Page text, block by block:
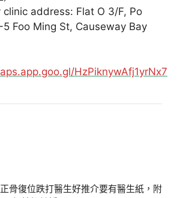
clinic address: Flat O 3/F, Po
5 Foo Ming St, Causeway Bay
HzPiknywAfj1yrNx7
骨復位跌打醫生好推介要有醫生紙，附